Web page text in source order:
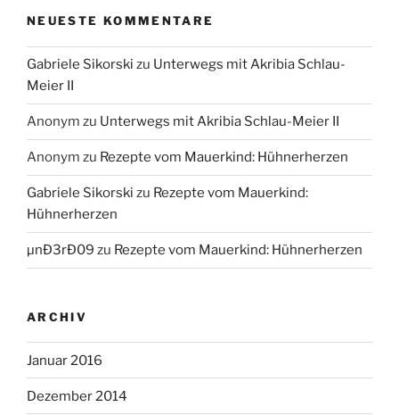
NEUESTE KOMMENTARE
Gabriele Sikorski zu Unterwegs mit Akribia Schlau-
Meier II
Anonym zu Unterwegs mit Akribia Schlau-Meier II
Anonym zu Rezepte vom Mauerkind: Hühnerherzen
Gabriele Sikorski zu Rezepte vom Mauerkind:
Hühnerherzen
µnÐ3rÐ09 zu Rezepte vom Mauerkind: Hühnerherzen
ARCHIV
Januar 2016
Dezember 2014